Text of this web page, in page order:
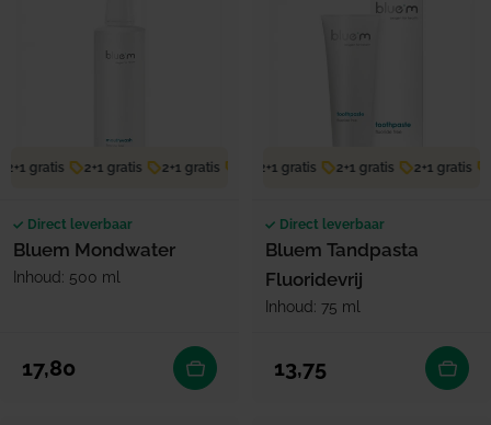
2+1 gratis 2+1 gratis 2+1 gratis 2+1 gratis 2+1 gratis 2+1 gratis
Direct leverbaar
Bluem Mondwater
Inhoud: 500 ml
Normale prijs
17,80
2+1 gratis 2+1 gratis 2+1 gratis
Direct leverbaar
Bluem Tandpasta
Fluoridevrij
Inhoud: 75 ml
Normale prijs
13,75